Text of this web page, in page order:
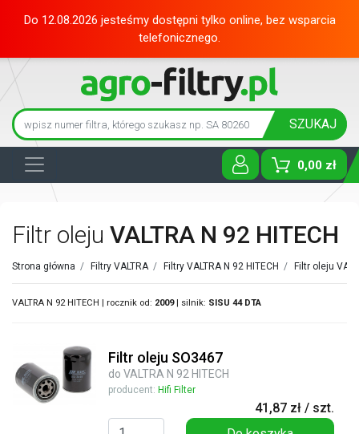
Do 12.08.2026 jesteśmy dostępni tylko online, bez wsparcia
telefonicznego.
SZUKAJ
0,00 zł
Toggle
Filtr oleju VALTRA N 92 HITECH
Strona główna / Filtry VALTRA/ Filtry VALTRA N 92 HITECH / Filtr oleju
VALTRA N 92 HITECH | rocznik od: 2009| silnik: SISU 44 DTA
Filtr oleju SO3467
do VALTRA N 92 HITECH
producent: Hifi Filter
41,87 zł / szt.